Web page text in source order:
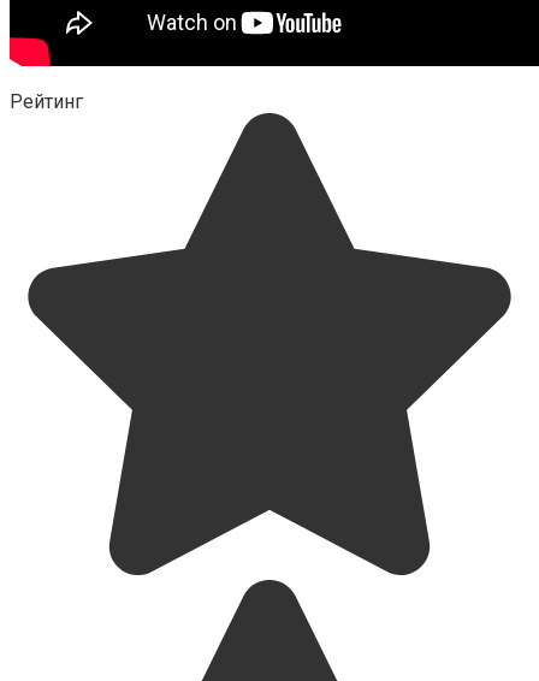
Рейтинг